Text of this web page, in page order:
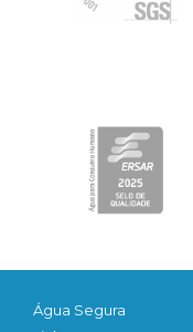
Água Segura